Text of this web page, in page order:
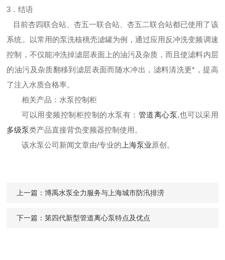
3．结语
目前杏四联合站、杏五一联合站、杏五二联合站都已使用了该
系统。以常用的泵洗核桃壳滤罐为例，通过应用反冲洗变频调速
控制，不仅能冲洗掉滤层表面上的油污及杂质，而且使滤料内层
的油污及杂质翻移到滤层表面而随水冲出，滤料清洗更*，提高
了注入水质合格率。
相关产品： 水泵控制柜
可以用变频控制柜控制的水泵有： 管道离心泵,也可以采用
多级泵类产品直接背负变频器控制使用。
该水泵公司新闻文章由/专业的 上海泵业原创。
上一篇：博禹水泵全力服务与上海城市防汛排涝
下一篇：第四代新型管道离心泵特点及优点